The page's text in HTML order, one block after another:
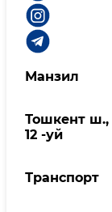
Манзил
Тошкент ш.,
12 -уй
Транспорт